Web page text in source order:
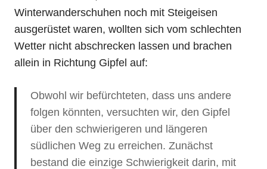
Winterwanderschuhen noch mit Steigeisen
ausgerüstet waren, wollten sich vom schlechten
Wetter nicht abschrecken lassen und brachen
allein in Richtung Gipfel auf:
Obwohl wir befürchteten, dass uns andere
folgen könnten, versuchten wir, den Gipfel
über den schwierigeren und längeren
südlichen Weg zu erreichen. Zunächst
bestand die einzige Schwierigkeit darin, mit